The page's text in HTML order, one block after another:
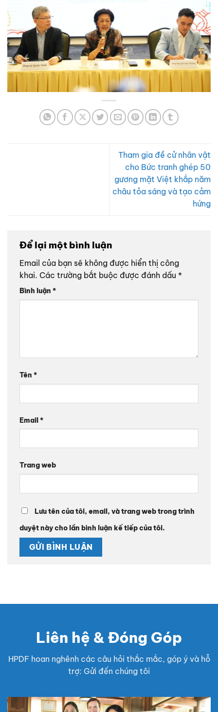
Tham gia đề cử nhân vật
cho Bức tranh ghép 50
gương mặt Việt khắp năm
châu tỏa sáng và tạo cảm
hứng
Để lại một bình luận
Email của bạn sẽ không được hiển thị công
khai. Các trường bắt buộc được đánh dấu *
Bình luận *
Tên *
Email*
Trang web
Lưu tên của tôi, email, và trang web trong trình
duyệt này cho lần bình luận kế tiếp của tôi.
Liên hệ & Đóng Góp
HPDF hoan nghênh các câu hỏi thắc mắc, góp ý và hỗ
trợ: Gửi đến chúng tôi